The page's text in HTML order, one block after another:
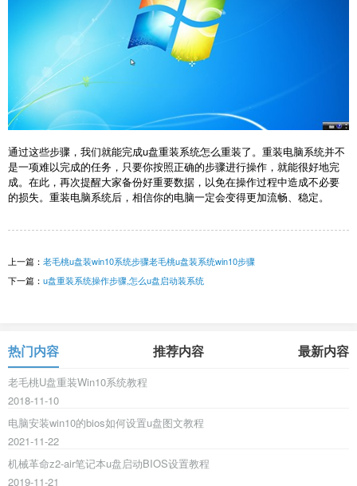
通过这些步骤，我们就能完成u盘重装系统怎么重装了。重装电脑系统并不
是一项难以完成的任务，只要你按照正确的步骤进行操作，就能很好地完
成。在此，再次提醒大家备份好重要数据，以免在操作过程中造成不必要
的损失。重装电脑系统后，相信你的电脑一定会变得更加流畅、稳定。
上一篇： 老毛桃u盘装win10系统步骤老毛桃u盘装系统win10步骤
下一篇： u盘重装系统操作步骤,怎么u盘启动装系统
热门内容 推荐内容 最新内容
老毛桃U盘重装Win10系统教程
2018-11-10
电脑安装win10的bios如何设置u盘图文教程
2021-11-22
机械革命z2-air笔记本u盘启动BIOS设置教程
2019-11-21